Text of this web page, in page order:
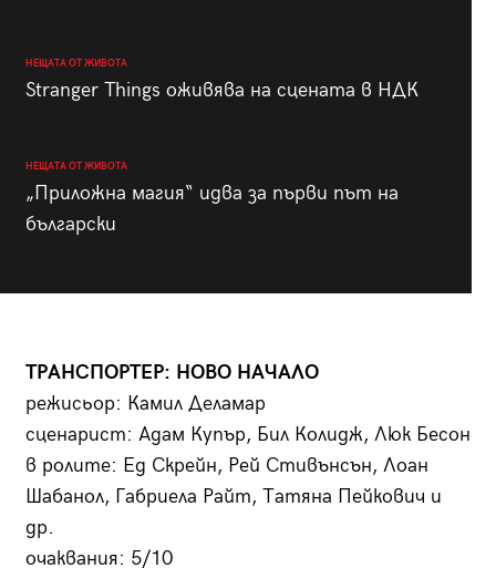
НЕЩАТА ОТ ЖИВОТА
Stranger Things оживява на сцената в НДК
НЕЩАТА ОТ ЖИВОТА
„Приложна магия“ идва за първи път на
български
ТРАНСПОРТЕР: НОВО НАЧАЛО
режисьор: Камил Деламар
сценарист: Адам Купър, Бил Колидж, Люк Бесон
в ролите: Ед Скрейн, Рей Стивънсън, Лоан
Шабанол, Габриела Райт, Татяна Пейкович и
др.
очаквания: 5/10